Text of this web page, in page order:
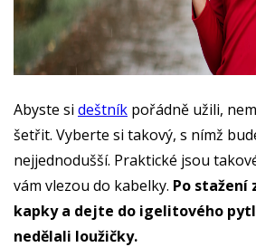
Abyste si deštník pořádně užili,
šetřit. Vyberte si takový, s nímž
nejjednodušší. Praktické jsou
vám vlezou do kabelky. Po stažení
kapky a dejte do igelitového
nedělali loužičky.